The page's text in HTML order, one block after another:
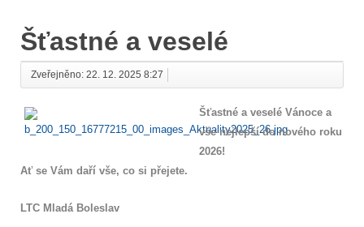
Šťastné a veselé
Zveřejněno: 22. 12. 2025 8:27
Šťastné a veselé Vánoce a
vše nejlepší do nového roku
2026!
Ať se Vám daří vše, co si přejete.
LTC Mladá Boleslav